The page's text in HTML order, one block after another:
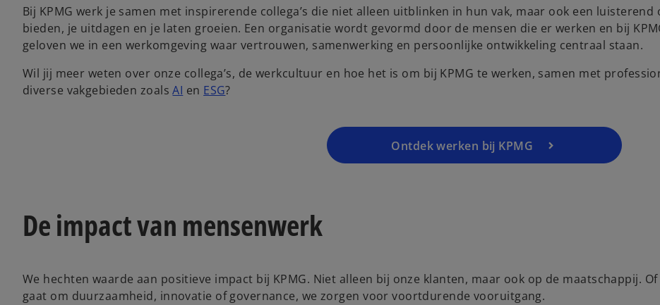
Bij KPMG werk je samen met inspirerende collega’s die niet alleen uitblinken in hun vak, maar ook een luisterend
bieden, je uitdagen en je laten groeien. Een organisatie wordt gevormd door de mensen die er werken en bij
geloven we in een werkomgeving waar vertrouwen, samenwerking en persoonlijke ontwikkeling centraal staan.
Wil jij meer weten over onze collega’s, de werkcultuur en hoe het is om bij KPMG te werken, samen met
diverse vakgebieden zoalsAI en ESG?
Ontdek werken bij KPMG
o
p
n
n
n
De impact van mensenwerk
We hechten waarde aan positieve impact bij KPMG. Niet alleen bij onze klanten, maar ook op de maatschappij.
gaat om duurzaamheid, innovatie of governance, we zorgen voor voortdurende vooruitgang.